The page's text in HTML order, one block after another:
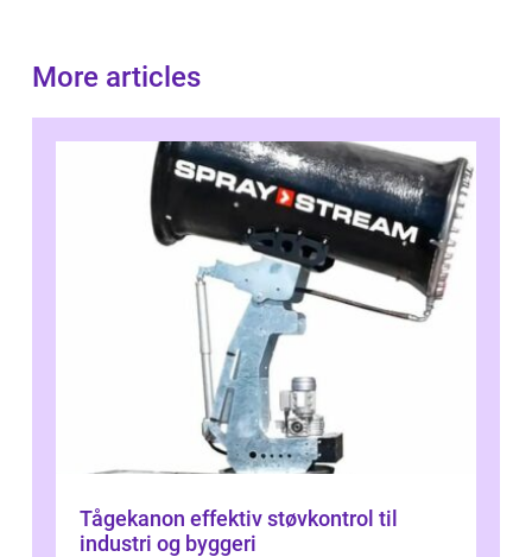
More articles
Tågekanon effektiv støvkontrol til
industri og byggeri